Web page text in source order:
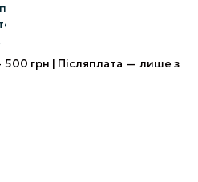
грн | Післяплата — лише з